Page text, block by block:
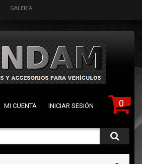
GALERÍA
0
MI CUENTA INICIAR SESIÓN